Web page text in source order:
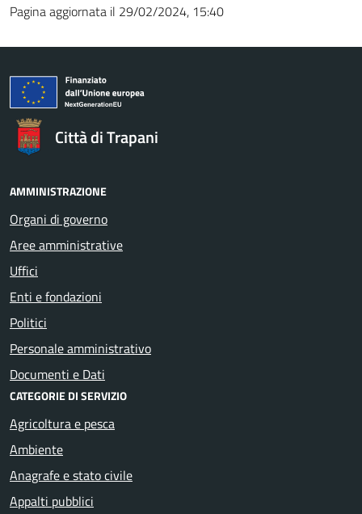
Pagina aggiornata il 29/02/2024, 15:40
Città di Trapani
AMMINISTRAZIONE
Organi di governo
Aree amministrative
Uffici
Enti e fondazioni
Politici
Personale amministrativo
Documenti e Dati
CATEGORIE DI SERVIZIO
Agricoltura e pesca
Ambiente
Anagrafe e stato civile
Appalti pubblici